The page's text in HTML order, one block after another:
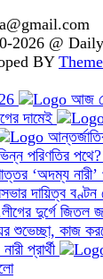
2026 @
BY
আজ
দামেই
পরিণতির পথে?
‘অদম্য
দায়িত্ব বণ্টন
দুর্গে জিতল
শুভেচ্ছা, কাজ
প্রার্থী